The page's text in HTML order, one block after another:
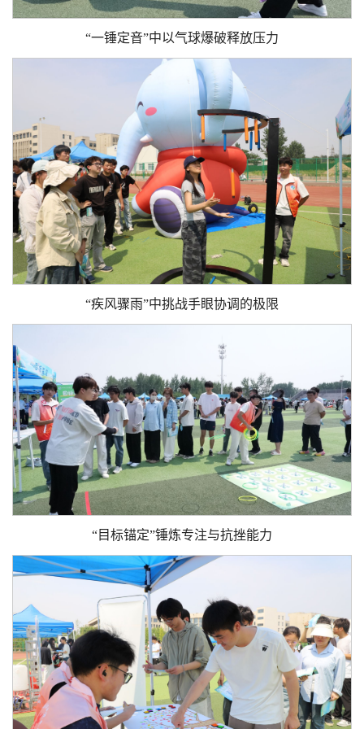
“一锤定音”中以气球爆破释放压力
“疾风骤雨”中挑战手眼协调的极限
“目标锚定”锤炼专注与抗挫能力